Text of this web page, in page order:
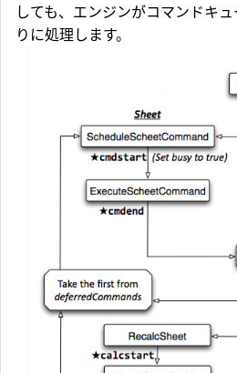
しても、エンジンがコマンドキ
りに処理します。